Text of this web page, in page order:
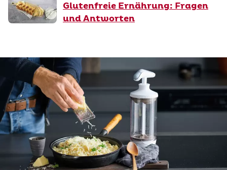
Glutenfreie Ernährung: Fragen
und Antworten